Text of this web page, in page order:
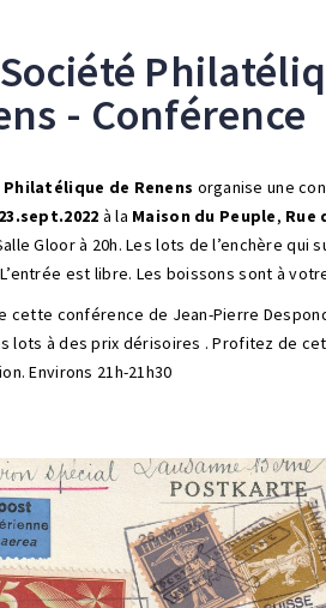
Société
- Conférence
de Renens organise une
23.sept.2022 à la Maison du Peuple, Rue
Gloor à 20h. Les lots de l’enchère qui
est libre. Les boissons sont à
cette conférence de Jean-Pierre
lots à des prix dérisoires . Profitez de
Environs 21h-21h30